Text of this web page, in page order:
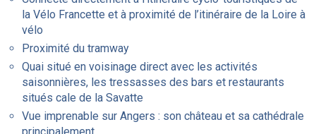
la Vélo Francette et à proximité de l’itinéraire de la Loire à
vélo
Proximité du tramway
Quai situé en voisinage direct avec les activités
saisonnières, les tressasses des bars et restaurants
situés cale de la Savatte
Vue imprenable sur Angers : son château et sa cathédrale